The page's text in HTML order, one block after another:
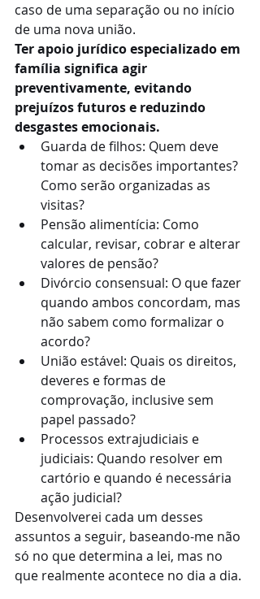
caso de uma separação ou no início
de uma nova união.
Ter apoio jurídico especializado em
família significa agir
preventivamente, evitando
prejuízos futuros e reduzindo
desgastes emocionais.
Guarda de filhos: Quem deve
tomar as decisões importantes?
Como serão organizadas as
visitas?
Pensão alimentícia: Como
calcular, revisar, cobrar e alterar
valores de pensão?
Divórcio consensual: O que fazer
quando ambos concordam, mas
não sabem como formalizar o
acordo?
União estável: Quais os direitos,
deveres e formas de
comprovação, inclusive sem
papel passado?
Processos extrajudiciais e
judiciais: Quando resolver em
cartório e quando é necessária
ação judicial?
Desenvolverei cada um desses
assuntos a seguir, baseando-me não
só no que determina a lei, mas no
que realmente acontece no dia a dia.